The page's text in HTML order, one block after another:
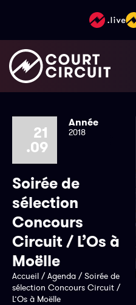
21
.09
Année
2018
Soirée de
sélection
Concours
Circuit / L’Os à
Moëlle
Accueil /Agenda /Soirée de
sélection Concours Circuit /
L’Os à Moëlle